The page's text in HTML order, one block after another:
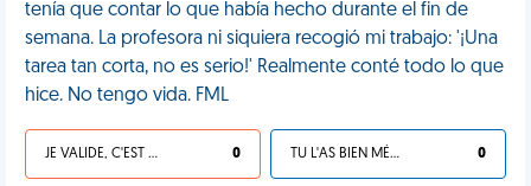
tenía que contar lo que había hecho durante el fin de
semana. La profesora ni siquiera recogió mi trabajo: '¡Una
tarea tan corta, no es serio!' Realmente conté todo lo que
hice. No tengo vida. FML
JE VALIDE, C'EST UNE VDM 0 TU L'AS BIEN MÉRITÉ 0